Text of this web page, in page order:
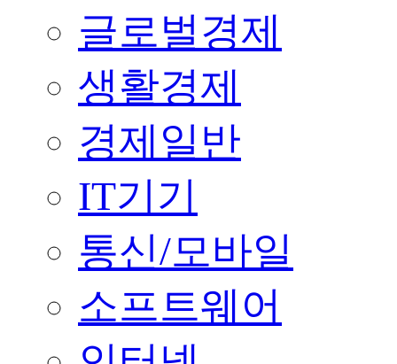
글로벌경제
생활경제
경제일반
IT기기
통신/모바일
소프트웨어